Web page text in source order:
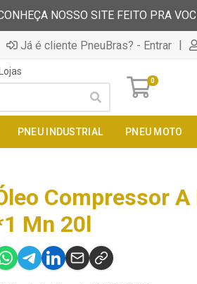
NOSSO SITE FEITO PRA
Já é cliente PneuBras? - Entrar |
Lojas
0
PNEU INDUSTRIAL PNEU MOTO
Compressor
Mn 20l